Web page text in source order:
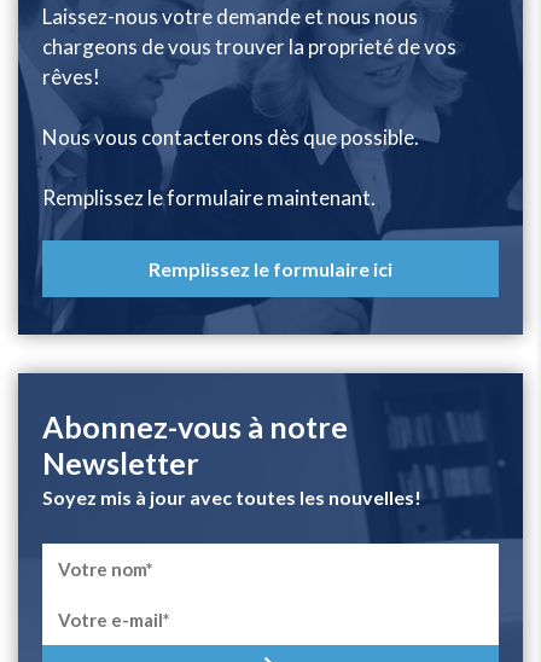
Laissez-nous votre demande et nous nous
chargeons de vous trouver la proprieté de vos
rêves!
Nous vous contacterons dès que possible.
Remplissez le formulaire maintenant.
Remplissez le formulaire ici
Abonnez-vous à notre
Newsletter
Soyez mis à jour avec toutes les nouvelles!